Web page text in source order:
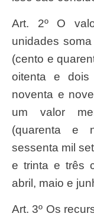
Art. 2º O valor total a ser repassado às
unidades
(cento e
oitenta e
noventa e
um valor
(quarenta e
sessenta mil
e trinta e três
abril, maio e
Art. 3º Os recursos orçamentários, objeto desta